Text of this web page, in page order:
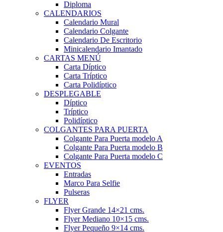
Diploma
CALENDARIOS
Calendario Mural
Calendario Colgante
Calendario De Escritorio
Minicalendario Imantado
CARTAS MENÚ
Carta Díptico
Carta Tríptico
Carta Polidíptico
DESPLEGABLE
Díptico
Tríptico
Polidíptico
COLGANTES PARA PUERTA
Colgante Para Puerta modelo A
Colgante Para Puerta modelo B
Colgante Para Puerta modelo C
EVENTOS
Entradas
Marco Para Selfie
Pulseras
FLYER
Flyer Grande 14×21 cms.
Flyer Mediano 10×15 cms.
Flyer Pequeño 9×14 cms.